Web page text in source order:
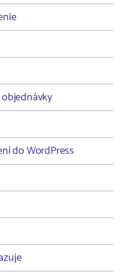
do WordPress